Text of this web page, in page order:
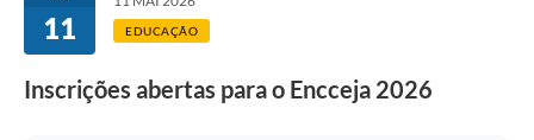
Covid-19
11 EDUCAÇÃO
Inscrições abertas para o Encceja 2026